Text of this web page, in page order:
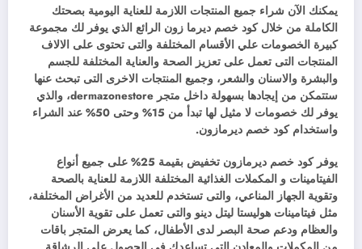
يمكنك الآن شراء جميع المنتجات اللازمة للعناية اليومية بصحتك
الكاملة من خلال كود خصم ديرما زون الرائع الذي يوفر لك مجموعة
كبيرة الخصومات علي الأقسام المختلفة والتى تحتوى على الالاف
المنتجات التى تعمل على تعزيز الصحة والعناية المختلفة للجسم
والبشرة والاسنان والشعر، وجميع المنتجات الاخرى التى تبحث عنها
ستتمكن من إيجادها بسهولة داخل متجر dermazonestore، والذي
يوفر لك خصومات لا مثيل لها تبدأ من 15% وحتى 50% عند الشراء
واستخدام كود خصم ديرمازون.
يوفر كود خصم ديرمازون تخفيض بقيمة 25% على جميع أنواع
الفيتامينات و المكملات الغذائية المختلفة اللازمة للعناية بالصحة
وتقوية الجهاز المناعي، والتى تستخدم للعديد من الأغراض المختلفة،
مثل فيتامينات هوليستا ليتل دينو والتى تعمل على تقوية الأسنان
والعظام ودعم صحة البصر لدى الأطفال، كما يعرض المتجر باقات